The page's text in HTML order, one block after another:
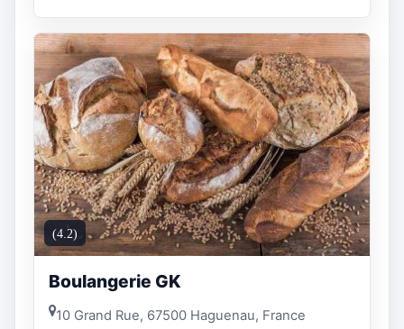
(4.2)
Boulangerie GK
10 Grand Rue, 67500 Haguenau, France